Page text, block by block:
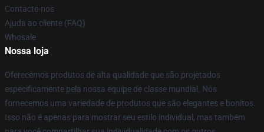
Contacte-nos
Ajuda ao cliente (FAQ)
Whosale
Nossa loja
Oferecemos produtos de alta qualidade que são projetados
especificamente pela nossa equipe de classe mundial. Nós
fornecemos uma variedade de produtos que são elegantes e bonitos.
Isso não é apenas para mostrar seu estilo individual, mas também